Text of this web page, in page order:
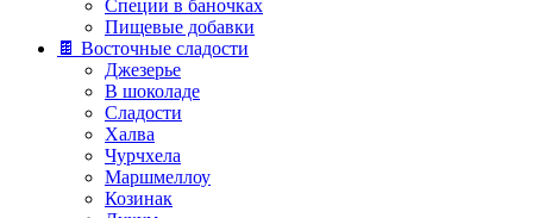
Специи в баночках
Пищевые добавки
🍫 Восточные сладости
Джезерье
В шоколаде
Сладости
Халва
Чурчхела
Маршмеллоу
Козинак